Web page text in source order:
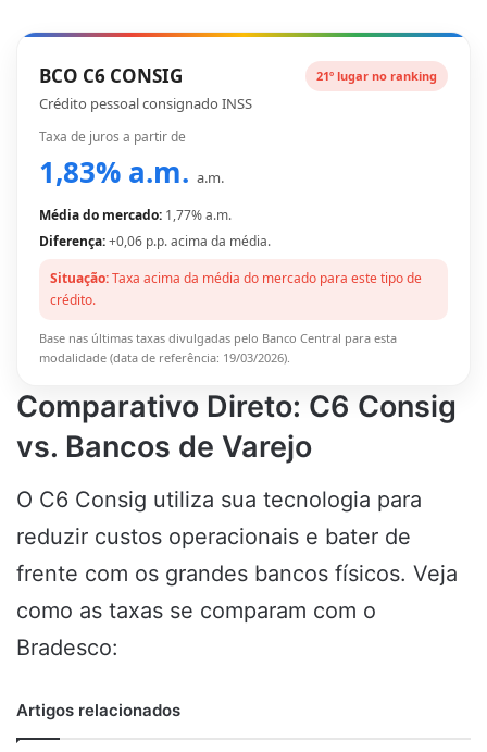
BCO C6 CONSIG
Crédito pessoal consignado INSS
21º lugar no ranking
Taxa de juros a partir de
1,83% a.m. a.m.
Média do mercado: 1,77% a.m.
Diferença:+0,06 p.p. acima da média.
Situação:Taxa acima da média do mercado para este tipo de
crédito.
Base nas últimas taxas divulgadas pelo Banco Central para esta
modalidade (data de referência: 19/03/2026).
Comparativo Direto: C6 Consig
vs. Bancos de Varejo
O C6 Consig utiliza sua tecnologia para
reduzir custos operacionais e bater de
frente com os grandes bancos físicos. Veja
como as taxas se comparam com o
Bradesco:
Artigos relacionados